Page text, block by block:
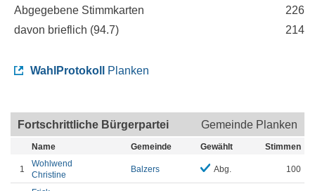
Abgegebene Stimmkarten
226
davon brieflich (94.7) 214
WahlProtokoll Planken
Fortschrittliche Bürgerpartei Gemeinde Planken
Name Gemeinde Gewählt Stimmen
1
Wohlwend
Christine
Balzers Abg. 100